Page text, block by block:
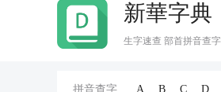
新華字典
生字速查 部首拼音查字
拼音查字 A B C D